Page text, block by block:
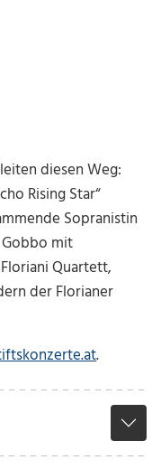
diesen Weg:
Rising Star“
Sopranistin
mit
Quartett,
der Florianer
.